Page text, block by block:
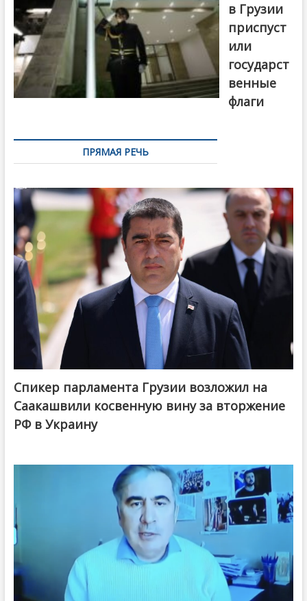
в Грузии
приспуст
или
государст
венные
флаги
ПРЯМАЯ РЕЧЬ
Спикер парламента Грузии возложил на
Саакашвили косвенную вину за вторжение
РФ в Украину